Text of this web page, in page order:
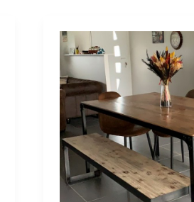
Mon
Atelier
Connecté